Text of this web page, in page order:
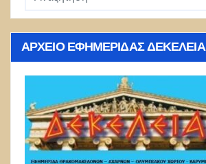
ΑΡΧΕΊΟ ΕΦΗΜΕΡΊΔΑΣ ΔΕΚΈΛΕΙΑ